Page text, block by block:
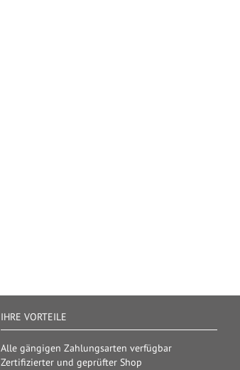
IHRE VORTEILE
Alle gängigen Zahlungsarten verfügbar
Zertifizierter und geprüfter Shop